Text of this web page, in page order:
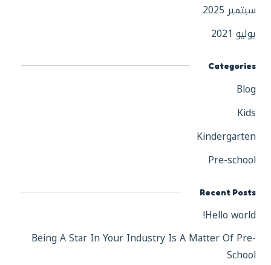
سبتمبر 2025
يوليو 2021
Categories
Blog
Kids
Kindergarten
Pre-school
Recent Posts
Hello world!
Being A Star In Your Industry Is A Matter Of Pre-
School